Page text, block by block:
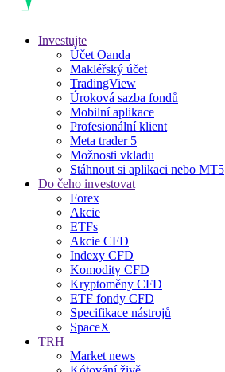
Investujte
Účet Oanda
Makléřský účet
TradingView
Úroková sazba fondů
Mobilní aplikace
Profesionální klient
Meta trader 5
Možnosti vkladu
Stáhnout si aplikaci nebo MT5
Do čeho investovat
Forex
Akcie
ETFs
Akcie CFD
Indexy CFD
Komodity CFD
Kryptoměny CFD
ETF fondy CFD
Specifikace nástrojů
SpaceX
TRH
Market news